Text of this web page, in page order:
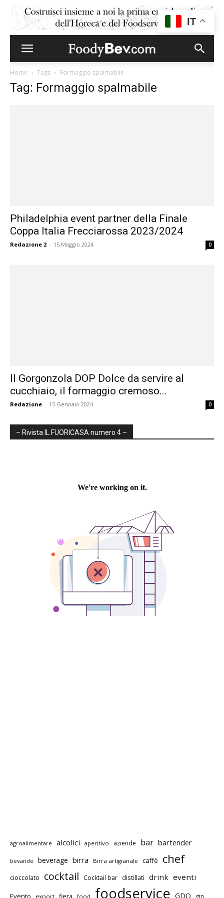
Home Tags Formaggio spalmabile
Tag: Formaggio spalmabile
Philadelphia event partner della Finale
Coppa Italia Frecciarossa 2023/2024
Redazione 2 - 15 Maggio 2024 0
Il Gorgonzola DOP Dolce da servire al
cucchiaio, il formaggio cremoso...
Redazione - 15 Gennaio 2024 0
– Rivista IL FUORICASA numero 4 –
agroalimentare alcolici aperitivo aziende bar bartender
bevande beverage birra Birra artigianale caffè chef
cioccolato cocktail Cocktail bar distillati drink eventi
Evento export fiera food foodservice GDO gin
IT